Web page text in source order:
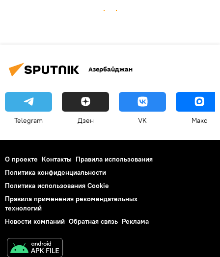
Азербайджан
Telegram Дзен VK Макс
О проекте Контакты Правила использования
Политика конфиденциальности
Политика использования Cookie
Правила применения рекомендательных
технологий
Новости компаний Обратная связь Реклама